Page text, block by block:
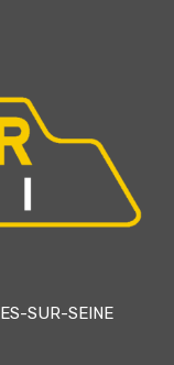
SUR-SEINE